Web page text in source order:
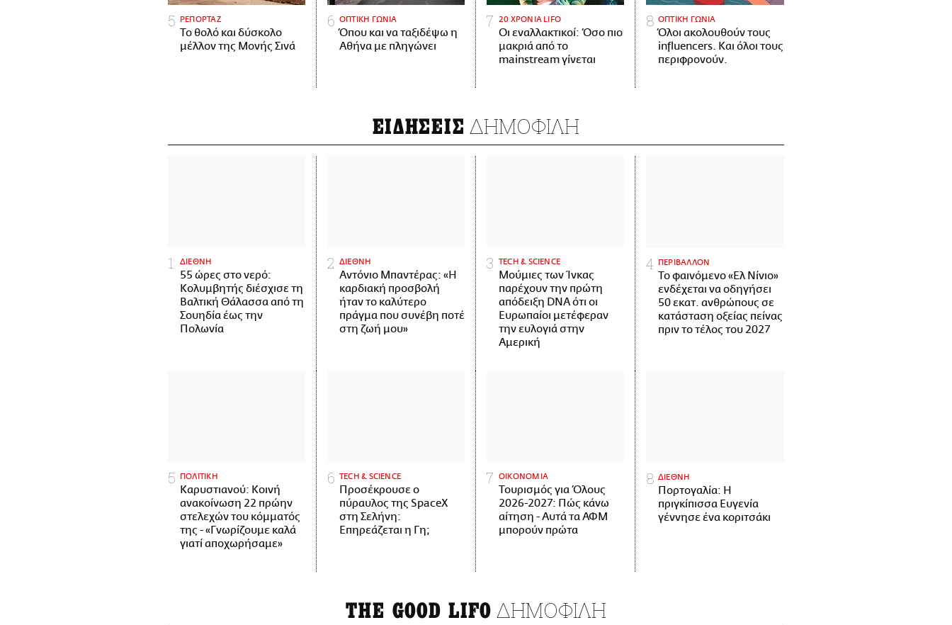
ΡΕΠΟΡΤΑΖ
Το θολό και δύσκολο
μέλλον της Μονής Σινά
ΟΠΤΙΚΗ ΓΩΝΙΑ
Όπου και να ταξιδέψω η
Αθήνα με πληγώνει
20 ΧΡΟΝΙΑ LIFO
Οι εναλλακτικοί: Όσο πιο
μακριά από το
mainstream γίνεται
ΟΠΤΙΚΗ ΓΩΝΙΑ
Όλοι ακολουθούν τους
influencers. Και όλοι τους
περιφρονούν.
ΕΙΔΗΣΕΙΣ ΔΗΜΟΦΙΛΗ
ΔΙΕΘΝΗ
55 ώρες στο νερό:
Κολυμβητής διέσχισε τη
Βαλτική Θάλασσα από τη
Σουηδία έως την
Πολωνία
ΔΙΕΘΝΗ
Αντόνιο Μπαντέρας: «Η
καρδιακή προσβολή
ήταν το καλύτερο
πράγμα που συνέβη ποτέ
στη ζωή μου»
ΤECH & SCIENCE
Μούμιες των Ίνκας
παρέχουν την πρώτη
απόδειξη DNA ότι οι
Ευρωπαίοι μετέφεραν
την ευλογιά στην
Αμερική
ΠΕΡΙΒΑΛΛΟΝ
Το φαινόμενο «Ελ Νίνιο»
ενδέχεται να οδηγήσει
50 εκατ. ανθρώπους σε
κατάσταση οξείας πείνας
πριν το τέλος του 2027
ΠΟΛΙΤΙΚΗ
Καρυστιανού: Κοινή
ανακοίνωση 22 πρώην
στελεχών του κόμματός
της - «Γνωρίζουμε καλά
γιατί αποχωρήσαμε»
ΤECH & SCIENCE
Προσέκρουσε ο
πύραυλος της SpaceX
στη Σελήνη:
Επηρεάζεται η Γη;
ΟΙΚΟΝΟΜΙΑ
Τουρισμός για Όλους
2026-2027: Πώς κάνω
αίτηση - Αυτά τα ΑΦΜ
μπορούν πρώτα
ΔΙΕΘΝΗ
Πορτογαλία: Η
πριγκίπισσα Ευγενία
γέννησε ένα κοριτσάκι
THE GOOD LIFO ΔΗΜΟΦΙΛΗ